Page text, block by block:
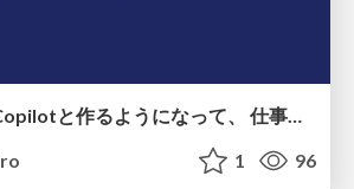
PowerPointをCopilotと作るようになって、 仕事のやり方が変わった話
1 96